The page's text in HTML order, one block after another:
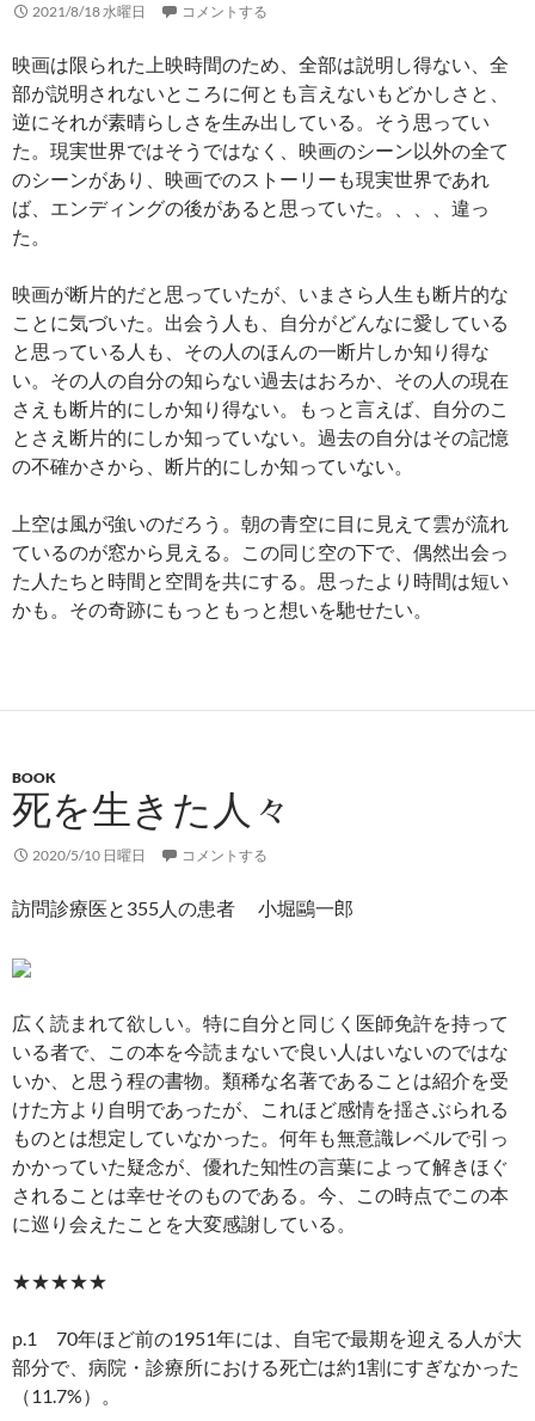
2021/8/18 水曜日 コメントする
映画は限られた上映時間のため、全部は説明し得ない、全
部が説明されないところに何とも言えないもどかしさと、
逆にそれが素晴らしさを生み出している。そう思ってい
た。現実世界ではそうではなく、映画のシーン以外の全て
のシーンがあり、映画でのストーリーも現実世界であれ
ば、エンディングの後があると思っていた。、、、違っ
た。
映画が断片的だと思っていたが、いまさら人生も断片的な
ことに気づいた。出会う人も、自分がどんなに愛している
と思っている人も、その人のほんの一断片しか知り得な
い。その人の自分の知らない過去はおろか、その人の現在
さえも断片的にしか知り得ない。もっと言えば、自分のこ
とさえ断片的にしか知っていない。過去の自分はその記憶
の不確かさから、断片的にしか知っていない。
上空は風が強いのだろう。朝の青空に目に見えて雲が流れ
ているのが窓から見える。この同じ空の下で、偶然出会っ
た人たちと時間と空間を共にする。思ったより時間は短い
かも。その奇跡にもっともっと想いを馳せたい。
BOOK
死を生きた人々
2020/5/10 日曜日 コメントする
訪問診療医と355人の患者 小堀鷗一郎
広く読まれて欲しい。特に自分と同じく医師免許を持って
いる者で、この本を今読まないで良い人はいないのではな
いか、と思う程の書物。類稀な名著であることは紹介を受
けた方より自明であったが、これほど感情を揺さぶられる
ものとは想定していなかった。何年も無意識レベルで引っ
かかっていた疑念が、優れた知性の言葉によって解きほぐ
されることは幸せそのものである。今、この時点でこの本
に巡り会えたことを大変感謝している。
★★★★★
p.1 70年ほど前の1951年には、自宅で最期を迎える人が大
部分で、病院・診療所における死亡は約1割にすぎなかった
（11.7%）。